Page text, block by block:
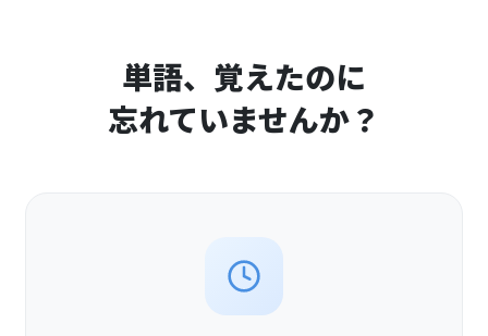
単語、覚えたのに
忘れていませんか？